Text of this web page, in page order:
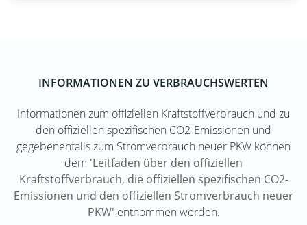
INFORMATIONEN ZU VERBRAUCHSWERTEN
Informationen zum offiziellen Kraftstoffverbrauch und zu
den offiziellen spezifischen CO2-Emissionen und
gegebenenfalls zum Stromverbrauch neuer PKW können
dem 'Leitfaden über den offiziellen
Kraftstoffverbrauch, die offiziellen spezifischen CO2-
Emissionen und den offiziellen Stromverbrauch neuer
PKW' entnommen werden.